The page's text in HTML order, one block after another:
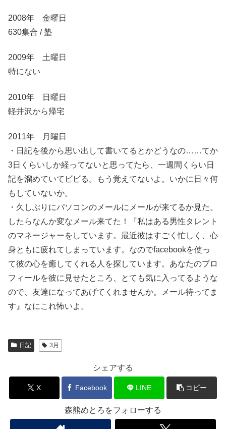
2008年 金曜日
630集合 / 塾
2009年 土曜日
特にない
2010年 日曜日
軽井沢から帰宅
2011年 月曜日
・日記を後から思い出して書いてるとかどうなの……てか
3日くらいしか経ってないと思ってたら、一週間くらい日
記を溜めていてビビる。もう覚えてないよ。いかに日々何
もしていないか。
・久しぶりにパソコンのメールにメールが来てるか見た。
したらなんか変なメール来てた！『私はある男性タレント
のマネージャーをしています。最近彼はすごく忙しく、心
身ともに疲れてしまっています。なのでfacebookを使っ
て彼の心を癒してくれる人を探しています。あなたのプロ
フィールを彼に見せたところ、とても気に入ってるような
ので、友達になってあげてくれませんか。メール待ってま
す』なにこれ怖いよ。
日記 3月
シェアする
X Facebook LINE コピー
森熊めとろをフォローする